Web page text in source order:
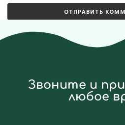
Звоните и
любое